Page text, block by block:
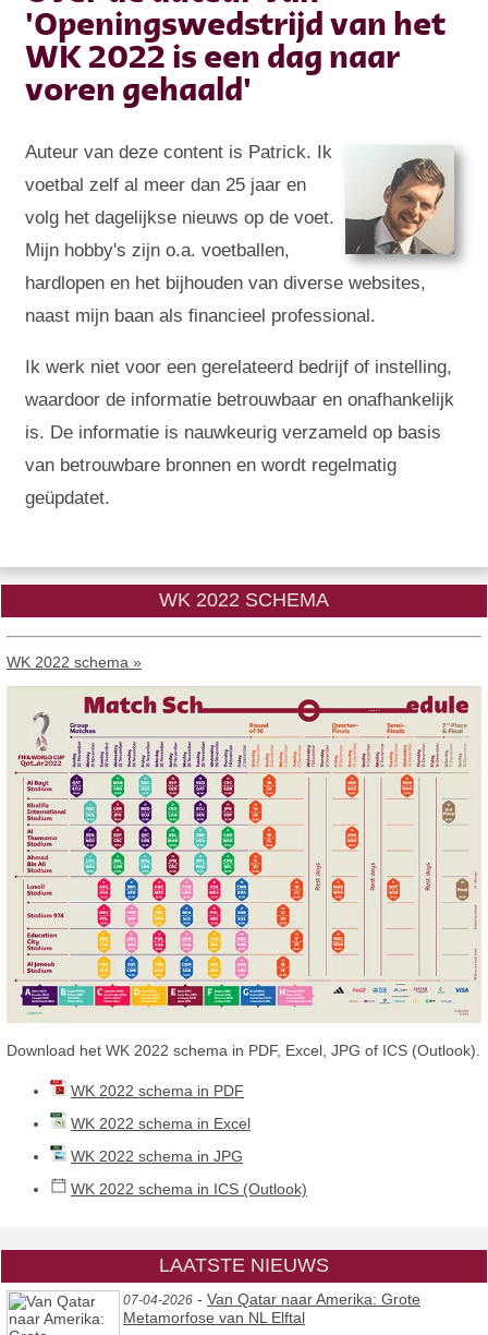
'Openingswedstrijd van het
WK 2022 is een dag naar
voren gehaald'
Auteur van deze content is Patrick. Ik
voetbal zelf al meer dan 25 jaar en
volg het dagelijkse nieuws op de voet.
Mijn hobby's zijn o.a. voetballen,
hardlopen en het bijhouden van diverse websites,
naast mijn baan als financieel professional.
Ik werk niet voor een gerelateerd bedrijf of instelling,
waardoor de informatie betrouwbaar en onafhankelijk
is. De informatie is nauwkeurig verzameld op basis
van betrouwbare bronnen en wordt regelmatig
geüpdatet.
WK 2022 SCHEMA
WK 2022 schema »
Download het WK 2022 schema in PDF, Excel, JPG of ICS (Outlook).
WK 2022 schema in PDF
WK 2022 schema in Excel
WK 2022 schema in JPG
WK 2022 schema in ICS (Outlook)
LAATSTE NIEUWS
07-04-2026 - Van Qatar naar Amerika: Grote
Metamorfose van NL Elftal